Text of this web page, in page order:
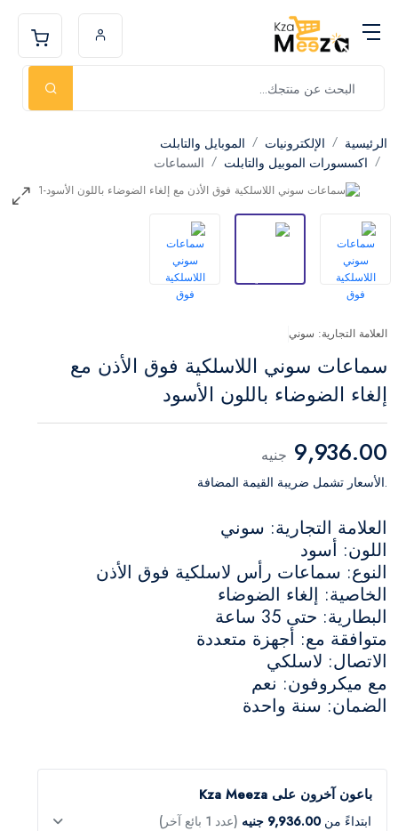
الرئيسية الإلكترونيات
الموبايل والتابلت
اكسسورات الموبيل والتابلت
السماعات
العلامة التجارية: سوني
سماعات سوني اللاسلكية فوق الأذن مع
إلغاء الضوضاء باللون الأسود
9,936.00 جنيه
.الأسعار تشمل ضريبة القيمة المضافة
العلامة التجارية: سوني
اللون: أسود
النوع: سماعات رأس لاسلكية فوق الأذن
الخاصية: إلغاء الضوضاء
البطارية: حتى 35 ساعة
متوافقة مع: أجهزة متعددة
الاتصال: لاسلكي
مع ميكروفون: نعم
الضمان: سنة واحدة
باعون آخرون على Kza Meeza
ابتداءً من 9,936.00 جنيه (عدد 1 بائع آخر)